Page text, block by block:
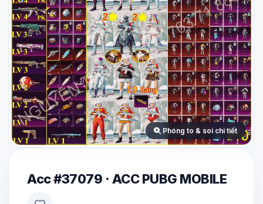
Phóng to & soi chi tiết
Acc #37079 · ACC PUBG MOBILE